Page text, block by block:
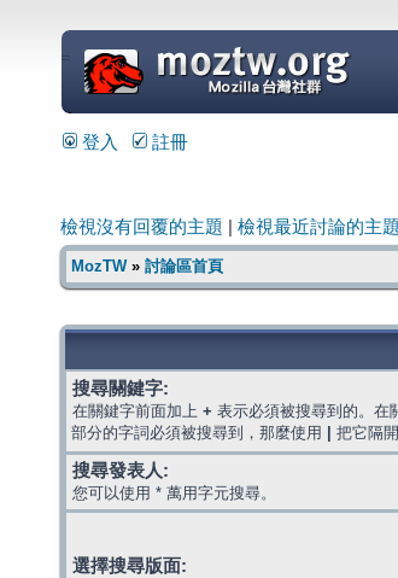
=
登入 註冊
檢視沒有回覆的主題 檢視最近討論的主題
MozTW» 討論區首頁
搜尋關鍵字:
在關鍵字前面加上 + 表示必須被搜尋到的。在
部分的字詞必須被搜尋到，那麼使用
把它隔
搜尋發表人:
您可以使用 * 萬用字元搜尋。
選擇搜尋版面: